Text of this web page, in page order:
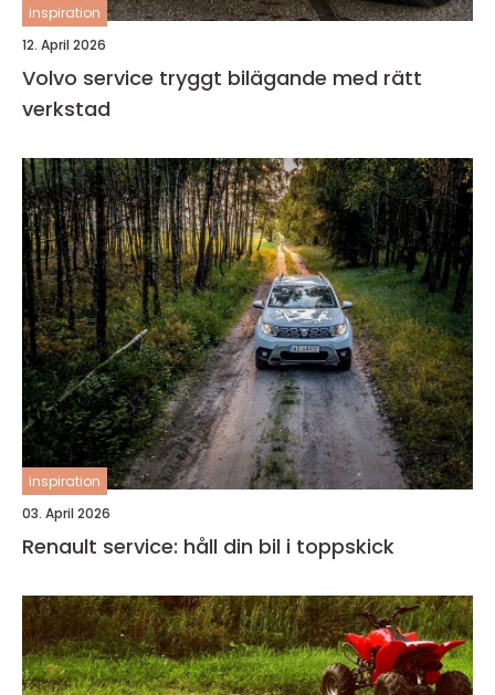
inspiration
12. April 2026
Volvo service tryggt bilägande med rätt
verkstad
inspiration
03. April 2026
Renault service: håll din bil i toppskick